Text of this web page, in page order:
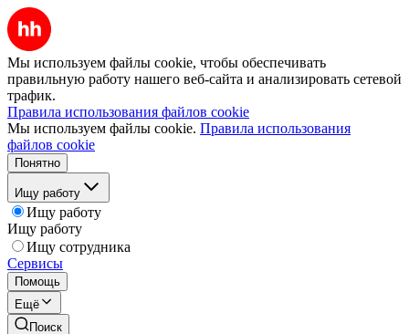
Мы используем файлы cookie, чтобы обеспечивать
правильную работу нашего веб-сайта и анализировать сетевой
трафик.
Правила использования файлов cookie
Мы используем файлы cookie. Правила использования
файлов cookie
Понятно
Ищу работу
Ищу работу
Ищу работу
Ищу сотрудника
Сервисы
Помощь
Ещё
Поиск